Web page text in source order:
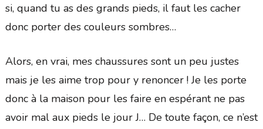
si, quand tu as des grands pieds, il faut les cacher
donc porter des couleurs sombres…
Alors, en vrai, mes chaussures sont un peu justes
mais je les aime trop pour y renoncer ! Je les porte
donc à la maison pour les faire en espérant ne pas
avoir mal aux pieds le jour J… De toute façon, ce n’est